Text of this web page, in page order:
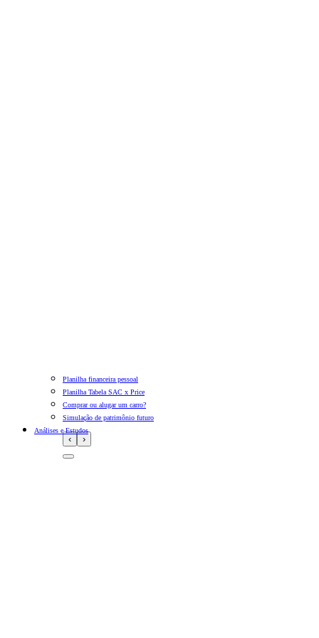
‹ ›
Planilha financeira pessoal
Planilha Tabela SAC x Price
Comprar ou alugar um carro?
Simulação de patrimônio futuro
Análises e Estudos